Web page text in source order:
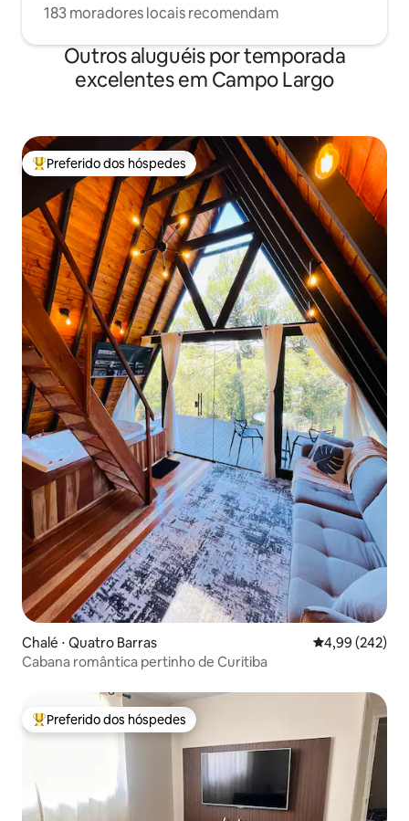
183 moradores locais recomendam
Outros aluguéis por temporada
excelentes em Campo Largo
Entre os melhores preferidos dos hóspedes
Preferido dos hóspedes
Chalé ⋅ Quatro Barras 4,99 de uma
4,99 (242)
Cabana romântica pertinho de Curitiba
Entre os melhores preferidos dos hóspedes
Preferido dos hóspedes